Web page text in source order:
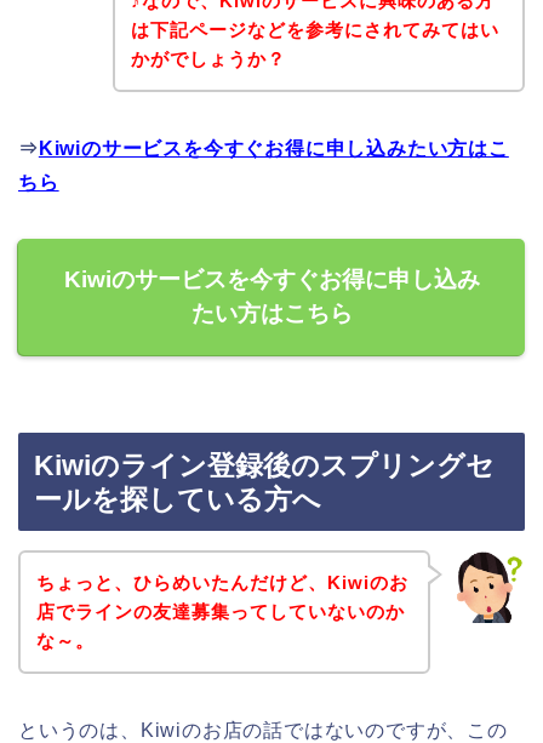
は下記ページなどを参考にされてみてはい
かがでしょうか？
⇒ Kiwiのサービスを今すぐお得に申し込みたい方はこ
ちら
Kiwiのサービスを今すぐお得に申し込み
たい方はこちら
Kiwiのライン登録後のスプリングセ
ールを探している方へ
ちょっと、ひらめいたんだけど、Kiwiのお
店でラインの友達募集ってしていないのか
な～。
というのは、Kiwiのお店の話ではないのですが、この